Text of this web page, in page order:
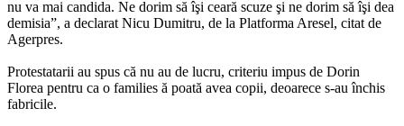
nu va mai candida. Ne dorim să îşi ceară scuze şi ne dorim să îşi dea
demisia”, a declarat Nicu Dumitru, de la Platforma Aresel, citat de
Agerpres.
Protestatarii au spus că nu au de lucru, criteriu impus de Dorin
Florea pentru ca o families ă poată avea copii, deoarece s-au închis
fabricile.